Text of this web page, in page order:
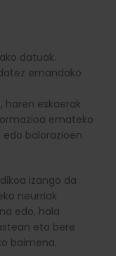
datuak.
emandako
haren eskaerak
emateko
balorazioen
izango da
neurriak
edo, hala
eta bere
baimena.